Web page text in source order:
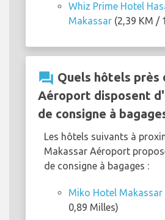
Whiz Prime Hotel
Makassar (2,39 KM /
question_answer Quels hôtels près
Aéroport disposent
de consigne à
Les hôtels suivants à
Makassar Aéroport
de consigne à bagages :
Miko Hotel Makassar
0,89 Milles)